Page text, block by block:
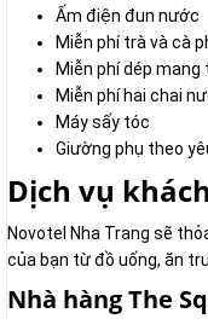
Ấm điện đun nước
Miễn phí trà và cà
Miễn phí dép mang
Miễn phí hai chai
Máy sấy tóc
Giường phụ theo
Dịch vụ
Novotel Nha Trang sẽ
của bạn từ đồ uống, ăn
Nhà hàng The